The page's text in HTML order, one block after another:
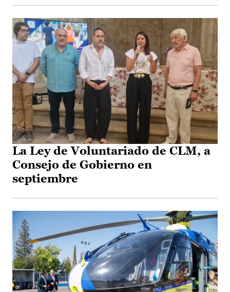
La Ley de Voluntariado de CLM, a
Consejo de Gobierno en
septiembre